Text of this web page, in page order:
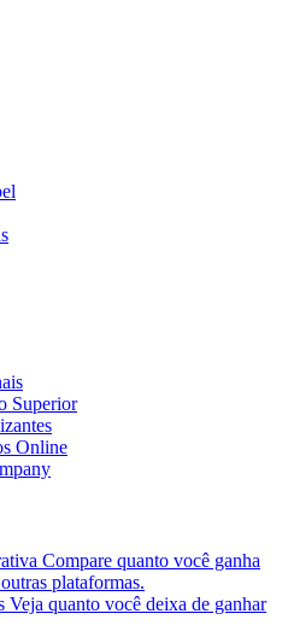
Superior
Online
Compare quanto você ganha
plataformas.
Veja quanto você deixa de ganhar